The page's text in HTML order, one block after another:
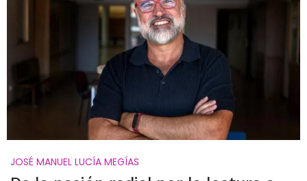
JOSÉ MANUEL LUCÍA MEGÍAS